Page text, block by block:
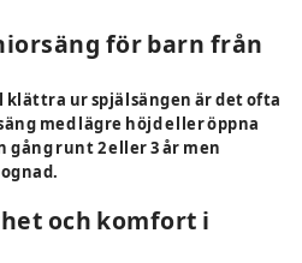
för barn från
ur spjälsängen är det ofta
med lägre höjd eller öppna
gång runt 2 eller 3 år men
och komfort i